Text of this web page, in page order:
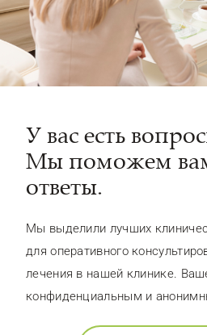
У вас есть
Мы поможем
ответы.
Мы выделили лучших
для оперативного
лечения в нашей клинике.
конфиденциальным и